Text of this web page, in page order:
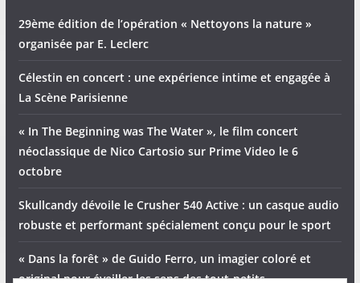
29ème édition de l’opération « Nettoyons la nature »
organisée par E. Leclerc
Célestin en concert : une expérience intime et engagée à
La Scène Parisienne
« In The Beginning was The Water », le film concert
néoclassique de Nico Cartosio sur Prime Video le 6
octobre
Skullcandy dévoile le Crusher 540 Active : un casque audio
robuste et performant spécialement conçu pour le sport
« Dans la forêt » de Guido Ferro, un imagier coloré et
original pour éveiller les sens des tout-petits